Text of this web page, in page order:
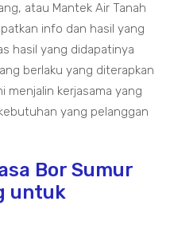
atau Mantek Air Tanah
info dan hasil yang
hasil yang didapatinya
berlaku yang diterapkan
menjalin kerjasama yang
yang pelanggan
Bor Sumur
untuk